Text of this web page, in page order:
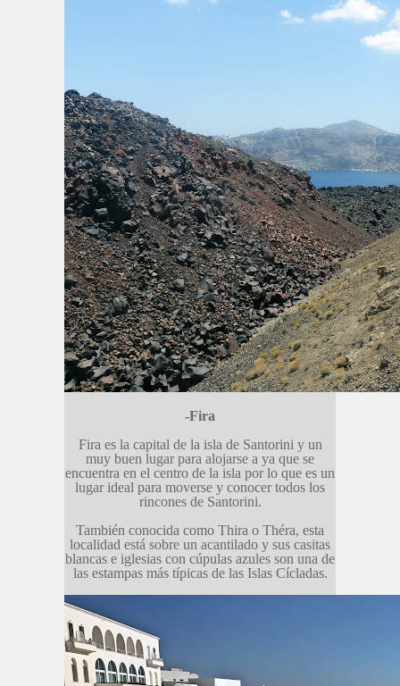
-Fira
Fira es la capital de la isla de Santorini y un
muy buen lugar para alojarse a ya que se
encuentra en el centro de la isla por lo que es un
lugar ideal para moverse y conocer todos los
rincones de Santorini.
También conocida como Thira o Théra, esta
localidad está sobre un acantilado y sus casitas
blancas e iglesias con cúpulas azules son una de
las estampas más típicas de las Islas Cícladas.